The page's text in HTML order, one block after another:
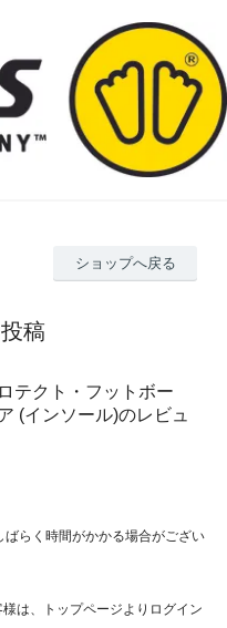
ショップへ戻る
稿
テクト・フットボー
(インソール)のレビュ
らく時間がかかる場合がござい
は、トップページよりログイン